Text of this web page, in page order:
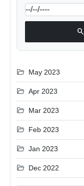
search
folder_open May 2023
folder_open Apr 2023
folder_open Mar 2023
folder_open Feb 2023
folder_open Jan 2023
folder_open Dec 2022